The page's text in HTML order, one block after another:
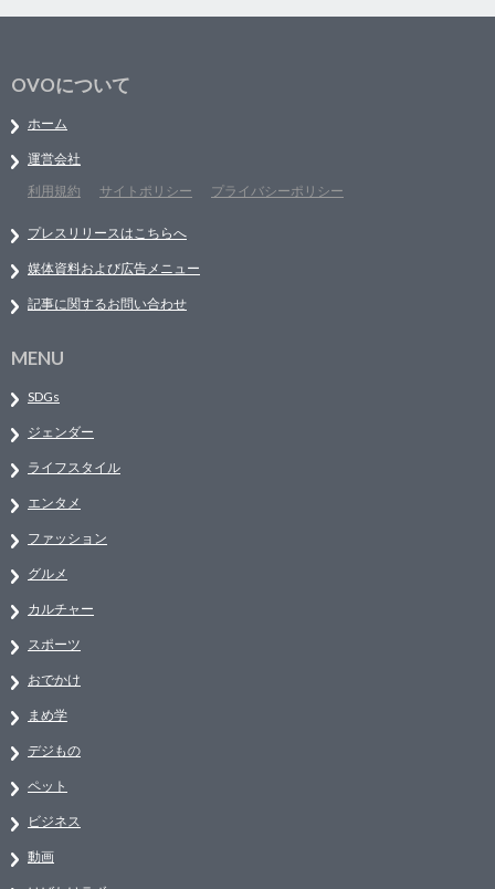
OVOについて
ホーム
運営会社
利用規約
サイトポリシー プライバシーポリシー
プレスリリースはこちらへ
媒体資料および広告メニュー
記事に関するお問い合わせ
MENU
SDGs
ジェンダー
ライフスタイル
エンタメ
ファッション
グルメ
カルチャー
スポーツ
おでかけ
まめ学
デジもの
ペット
ビジネス
動画